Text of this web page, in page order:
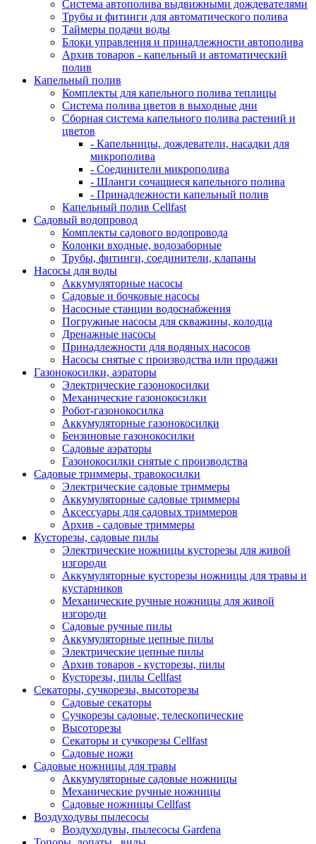
Система автополива выдвижными дождевателями
Трубы и фитинги для автоматического полива
Таймеры подачи воды
Блоки управления и принадлежности автополива
Архив товаров - капельный и автоматический
полив
Капельный полив
Комплекты для капельного полива теплицы
Система полива цветов в выходные дни
Сборная система капельного полива растений и
цветов
- Капельницы, дождеватели, насадки для
микрополива
- Соединители микрополива
- Шланги сочащиеся капельного полива
- Принадлежности капельный полив
Капельный полив Cellfast
Садовый водопровод
Комплекты садового водопровода
Колонки входные, водозаборные
Трубы, фитинги, соединители, клапаны
Насосы для воды
Аккумуляторные насосы
Садовые и бочковые насосы
Насосные станции водоснабжения
Погружные насосы для скважины, колодца
Дренажные насосы
Принадлежности для водяных насосов
Насосы снятые с производства или продажи
Газонокосилки, аэраторы
Электрические газонокосилки
Механические газонокосилки
Робот-газонокосилка
Аккумуляторные газонокосилки
Бензиновые газонокосилки
Садовые аэраторы
Газонокосилки снятые с производства
Садовые триммеры, травокосилки
Электрические садовые триммеры
Аккумуляторные садовые триммеры
Аксессуары для садовых триммеров
Архив - садовые триммеры
Кусторезы, садовые пилы
Электрические ножницы кусторезы для живой
изгороди
Аккумуляторные кусторезы ножницы для травы и
кустарников
Механические ручные ножницы для живой
изгороди
Садовые ручные пилы
Аккумуляторные цепные пилы
Электрические цепные пилы
Архив товаров - кусторезы, пилы
Кусторезы, пилы Cellfast
Секаторы, сучкорезы, высоторезы
Садовые секаторы
Сучкорезы садовые, телескопические
Высоторезы
Секаторы и сучкорезы Cellfast
Садовые ножи
Садовые ножницы для травы
Аккумуляторные садовые ножницы
Механические ручные ножницы
Садовые ножницы Cellfast
Воздуходувы пылесосы
Воздуходувы, пылесосы Gardena